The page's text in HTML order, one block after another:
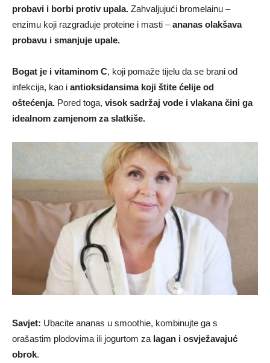
probavi i borbi protiv upala. Zahvaljujući bromelainu –
enzimu koji razgrađuje proteine i masti –ananas olakšava
probavu i smanjuje upale.
Bogat je i vitaminom C, koji pomaže tijelu da se brani od
infekcija, kao i antioksidansima koji štite ćelije od
oštećenja. Pored toga, visok sadržaj vode i vlakana čini ga
idealnom zamjenom za slatkiše.
Savjet: Ubacite ananas u smoothie, kombinujte ga s
orašastim plodovima ili jogurtom za lagan i osvježavajuć
obrok.